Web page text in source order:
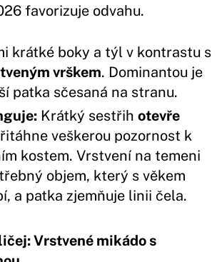
favorizuje odvahu.
krátké boky a týl v kontrastu s
vrškem. Dominantou je
patka sčesaná na stranu.
Krátký sestřihotevře
veškerou pozornost k
kostem. Vrstvení na temeni
objem, který s věkem
a patka zjemňuje linii čela.
Vrstvené mikádo s